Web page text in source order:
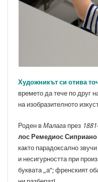
Художникът си отива
времето да тече по друг
на изобразителното
Роден в Малагапрез 1881
лос Ремедиос Сиприано
както парадоксално
и несигурността при
буквата „а“; френският